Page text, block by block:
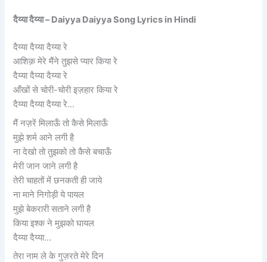
दैय्या दैय्या – Daiyya Daiyya Song Lyrics in Hindi
दैय्या दैय्या दैय्या रे
आशिक़ मेरे मैंने तुझसे प्यार किया रे
दैय्या दैय्या दैय्या रे
आँखों से चोरी-चोरी इज़हार किया रे
दैय्या दैय्या दैय्या रे…
मैं नज़रें मिलाऊँ तो कैसे मिलाऊँ
मुझे शर्म आने लगी है
ना देखो तो तुझको तो कैसे बचाऊँ
मेरी जान जाने लगी है
तेरी चाहतों में छनकती ही जाये
ना माने निगोड़ी ये पायल
मुझे बेकरारी सताने लगी है
किया इश्क ने मुझको घायल
दैय्या दैय्या…
तेरा नाम ले के गुज़रते मेरे दिन